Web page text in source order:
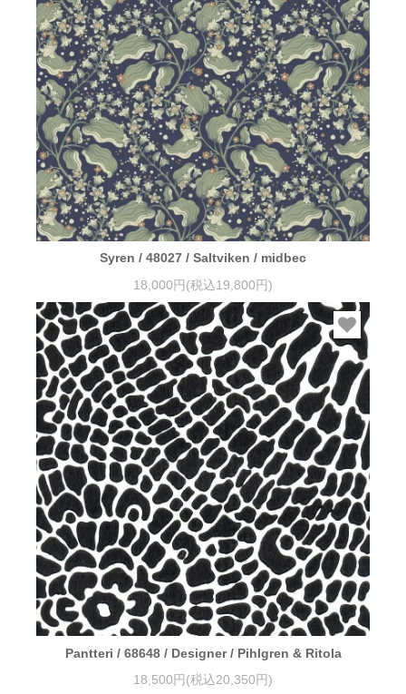
Syren / 48027 / Saltviken / midbec
18,000円(税込19,800円)
Pantteri / 68648 / Designer / Pihlgren & Ritola
18,500円(税込20,350円)